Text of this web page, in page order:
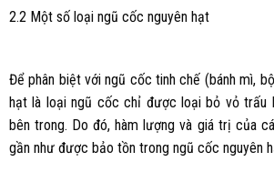
2.2 Một số loại ngũ cốc nguyên hạt
Để phân biệt với ngũ cốc tinh chế (bánh mì,
hạt là loại ngũ cốc chỉ được loại bỏ vỏ trấu
bên trong. Do đó, hàm lượng và giá trị của
gần như được bảo tồn trong ngũ cốc nguyên